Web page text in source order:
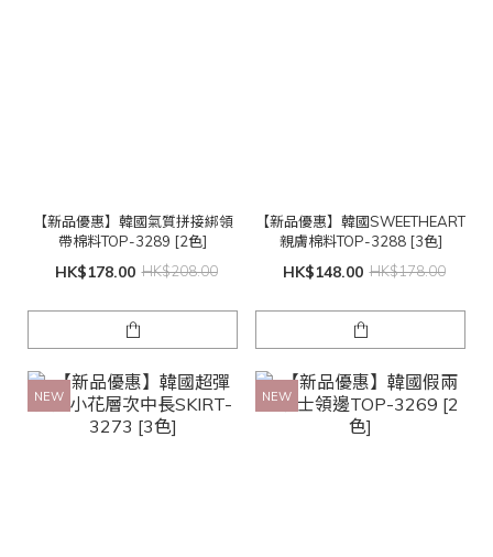
【新品優惠】韓國氣質拼接綁領
帶棉料TOP-3289 [2色]
HK$178.00 HK$208.00
【新品優惠】韓國SWEETHEART
親膚棉料TOP-3288 [3色]
HK$148.00 HK$178.00
NEW NEW